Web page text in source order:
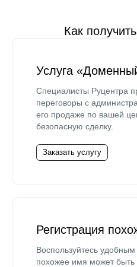
Как
Услуга
Специалисты Руцентра
переговоры с
его продаже по вашей
безопасную сделку.
Заказать услугу
Регистрация
Воспользуйтесь
похожее имя может быть